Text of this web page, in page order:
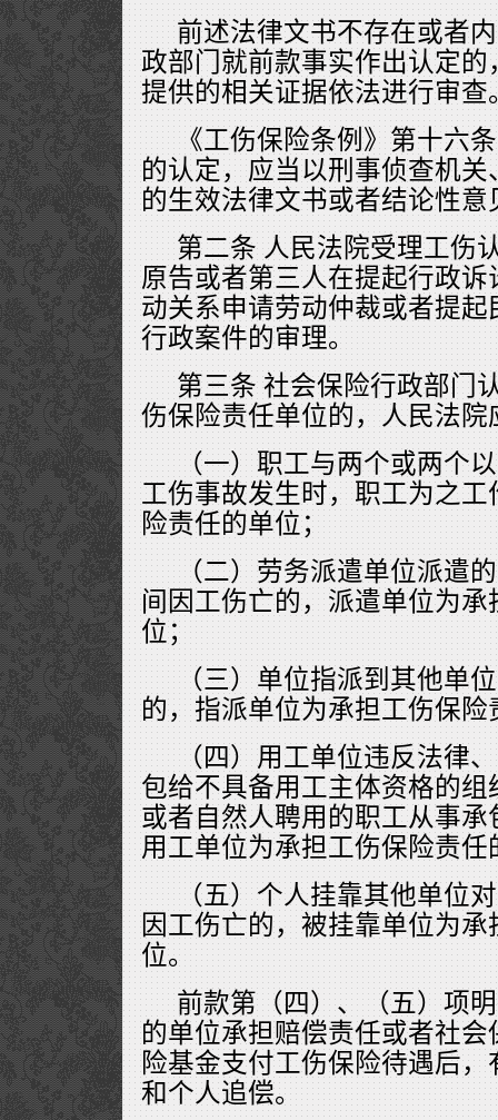
前述法律文书不存在或者
政部门就前款事实作出认定
提供的相关证据依法进行审查
《工伤保险条例》第十六
的认定，应当以刑事侦查机
的生效法律文书或者结论性意
第二条 人民法院受理工伤
原告或者第三人在提起行政
动关系申请劳动仲裁或者提
行政案件的审理。
第三条 社会保险行政部门
伤保险责任单位的，人民法院
（一）职工与两个或两个
工伤事故发生时，职工为之
险责任的单位；
（二）劳务派遣单位派遣
间因工伤亡的，派遣单位为
位；
（三）单位指派到其他单
的，指派单位为承担工伤保险
（四）用工单位违反法律
包给不具备用工主体资格的
或者自然人聘用的职工从事
用工单位为承担工伤保险责任
（五）个人挂靠其他单位
因工伤亡的，被挂靠单位为
位。
前款第（四）、（五）项
的单位承担赔偿责任或者社
险基金支付工伤保险待遇后
和个人追偿。